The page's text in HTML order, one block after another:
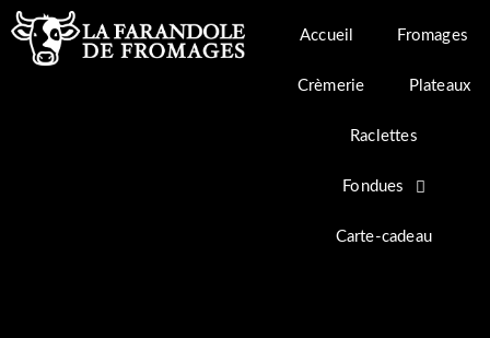
Aller
au
contenu
Accueil Fromages
Crèmerie Plateaux
Raclettes
Fondues
Carte-cadeau